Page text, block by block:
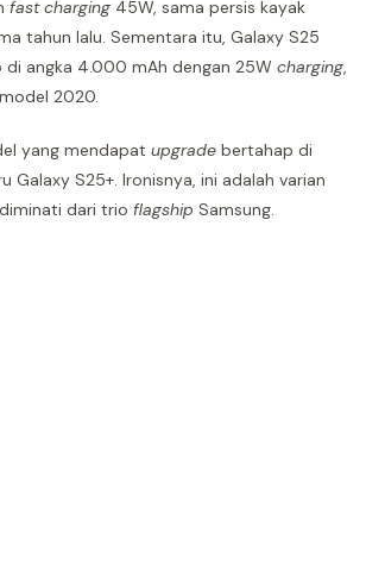
fast charging 45W, sama persis kayak
tahun lalu. Sementara itu, Galaxy S25
angka 4.000 mAh dengan 25W charging,
2020.
yang mendapat upgrade bertahap di
Galaxy S25+. Ironisnya, ini adalah varian
dari trio flagship Samsung.